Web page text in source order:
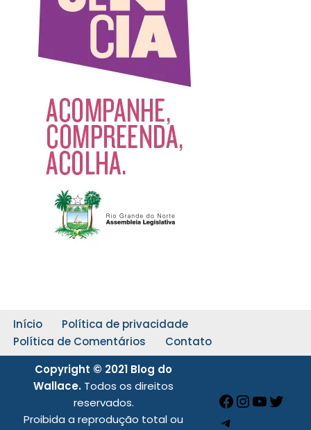
Início
Política de privacidade
Política de Comentários
Contato
Copyright © 2021 Blog do
Wallace. Todos os direitos
reservados.
Proibida a reprodução total ou